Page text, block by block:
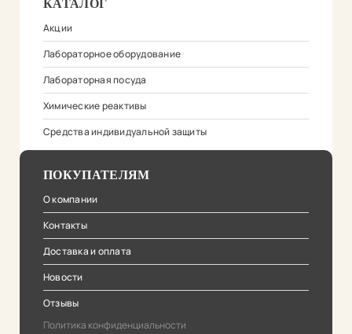
КАТАЛОГ
Акции
Лабораторное оборудование
Лабораторная посуда
Химические реактивы
Средства индивидуальной защиты
ПОКУПАТЕЛЯМ
О компании
Контакты
Доставка и оплата
Новости
Отзывы
Политика конфиденциальности